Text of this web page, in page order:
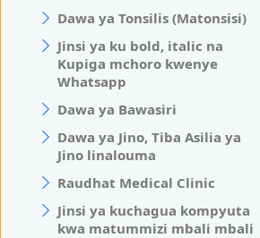
Dawa ya Tonsilis (Matonsisi)
Jinsi ya ku bold, italic na
Kupiga mchoro kwenye
Whatsapp
Dawa ya Bawasiri
Dawa ya Jino, Tiba Asilia ya
Jino linalouma
Raudhat Medical Clinic
Jinsi ya kuchagua kompyuta
kwa matummizi mbali mbali